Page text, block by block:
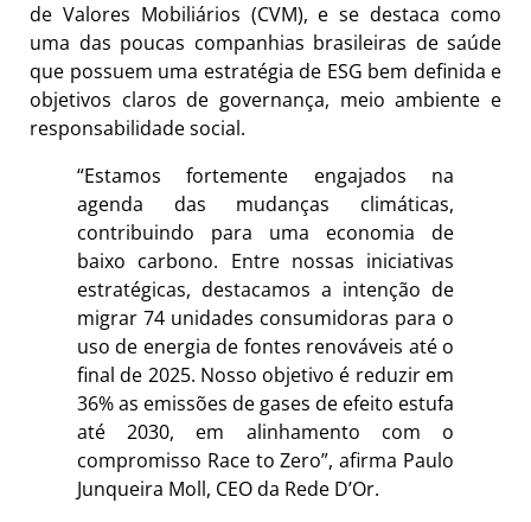
de Valores Mobiliários (CVM), e se destaca como
uma das poucas companhias brasileiras de saúde
que possuem uma estratégia de ESG bem definida e
objetivos claros de governança, meio ambiente e
responsabilidade social.
“Estamos fortemente engajados na
agenda das mudanças climáticas,
contribuindo para uma economia de
baixo carbono. Entre nossas iniciativas
estratégicas, destacamos a intenção de
migrar 74 unidades consumidoras para o
uso de energia de fontes renováveis até o
final de 2025. Nosso objetivo é reduzir em
36% as emissões de gases de efeito estufa
até 2030, em alinhamento com o
compromisso Race to Zero”, afirma Paulo
Junqueira Moll, CEO da Rede D’Or.